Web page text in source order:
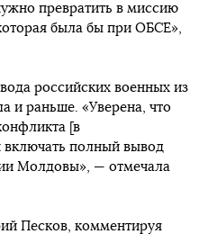
превратить в миссию
была бы при ОБСЕ»,
российских военных из
и раньше. «Уверена, что
[в
полный вывод
Молдовы», — отмечала
Песков, комментируя